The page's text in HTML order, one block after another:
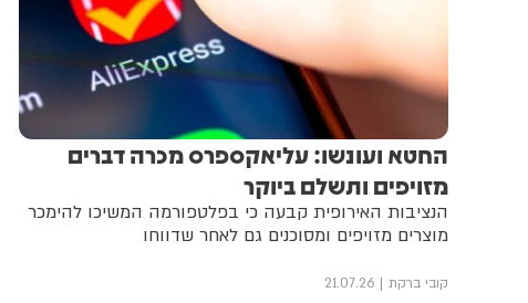
החטא ועונשו: עליאקספרס מכרה דברים
מזויפים ותשלם ביוקר
הנציבות האירופית קבעה כי בפלטפורמה המשיכו להימכר
מוצרים מזויפים ומסוכנים גם לאחר שדווחו
קובי ברקת 21.07.26